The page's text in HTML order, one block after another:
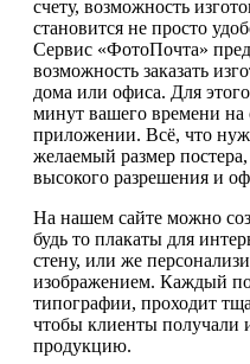
счету, возможность
становится не просто
Сервис «ФотоПочта»
возможность заказать
дома или офиса. Для этого
минут вашего времени
приложении. Всё, что
желаемый размер
высокого разрешения и
На нашем сайте можно
будь то плакаты для
стену, или же
изображением. Каждый
типографии, проходит
чтобы клиенты получали
продукцию.